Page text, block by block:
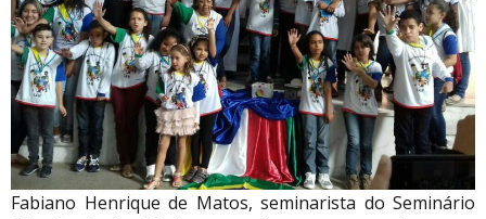
Fabiano Henrique de Matos, seminarista do Seminário